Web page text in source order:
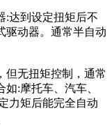
:达到设定扭矩后不
驱动器。通常半自动
但无扭矩控制，通常
:摩托车、汽车、
力矩后能完全自动